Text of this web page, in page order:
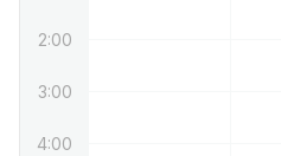
2:00
3:00
4:00